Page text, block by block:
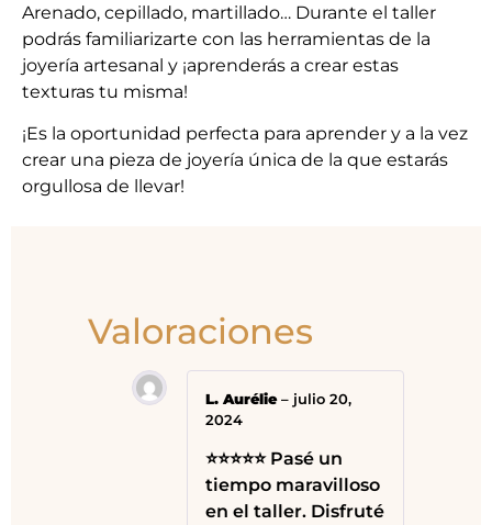
Arenado, cepillado, martillado… Durante el taller
podrás familiarizarte con las herramientas de la
joyería artesanal y ¡aprenderás a crear estas
texturas tu misma!
¡Es la oportunidad perfecta para aprender y a la vez
crear una pieza de joyería única de la que estarás
orgullosa de llevar!
Valoraciones
L. Aurélie– julio 20,
2024
⭐⭐⭐⭐⭐ Pasé un
tiempo maravilloso
en el taller. Disfruté